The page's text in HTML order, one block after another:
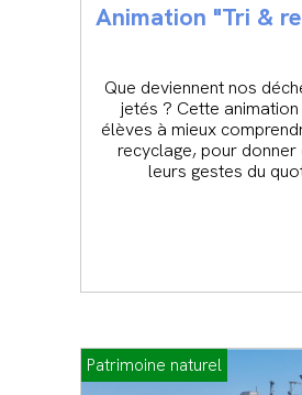
Animation "Tri &
Que deviennent nos
jetés ? Cette
élèves à mieux
recyclage, pour donner
leurs gestes du
Patrimoine naturel